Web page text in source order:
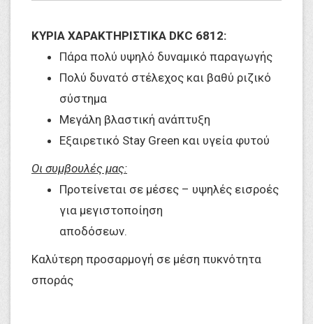
ΚΥΡΙΑ ΧΑΡΑΚΤΗΡΙΣΤΙΚΑ DKC 6812:
Πάρα πολύ υψηλό δυναμικό παραγωγής
Πολύ δυνατό στέλεχος και βαθύ ριζικό
σύστημα
Μεγάλη βλαστική ανάπτυξη
Εξαιρετικό Stay Green και υγεία φυτού
Οι συμβουλές μας:
Προτείνεται σε μέσες – υψηλές εισροές
για μεγιστοποίηση
αποδόσεων.
Καλύτερη προσαρμογή σε μέση πυκνότητα
σποράς